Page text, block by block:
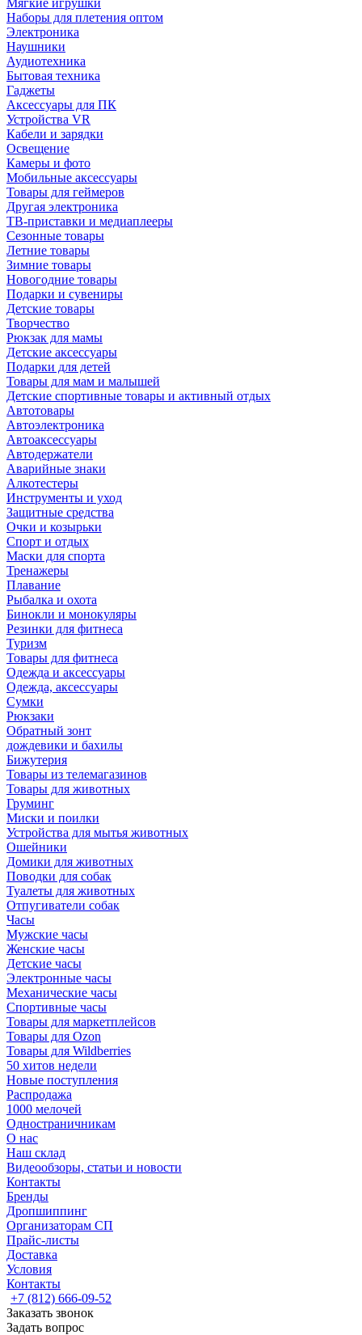
Мягкие игрушки
Наборы для плетения оптом
Электроника
Наушники
Аудиотехника
Бытовая техника
Гаджеты
Аксессуары для ПК
Устройства VR
Кабели и зарядки
Освещение
Камеры и фото
Мобильные аксессуары
Товары для геймеров
Другая электроника
ТВ-приставки и медиаплееры
Сезонные товары
Летние товары
Зимние товары
Новогодние товары
Подарки и сувениры
Детские товары
Творчество
Рюкзак для мамы
Детские аксессуары
Подарки для детей
Товары для мам и малышей
Детские спортивные товары и активный отдых
Автотовары
Автоэлектроника
Автоаксессуары
Автодержатели
Аварийные знаки
Алкотестеры
Инструменты и уход
Защитные средства
Очки и козырьки
Спорт и отдых
Маски для спорта
Тренажеры
Плавание
Рыбалка и охота
Бинокли и монокуляры
Резинки для фитнеса
Туризм
Товары для фитнеса
Одежда и аксессуары
Одежда, аксессуары
Сумки
Рюкзаки
Обратный зонт
дождевики и бахилы
Бижутерия
Товары из телемагазинов
Товары для животных
Груминг
Миски и поилки
Устройства для мытья животных
Ошейники
Домики для животных
Поводки для собак
Туалеты для животных
Отпугиватели собак
Часы
Мужские часы
Женские часы
Детские часы
Электронные часы
Механические часы
Спортивные часы
Товары для маркетплейсов
Товары для Ozon
Товары для Wildberries
50 хитов недели
Новые поступления
Распродажа
1000 мелочей
Одностраничникам
О нас
Наш склад
Видеообзоры, статьи и новости
Контакты
Бренды
Дропшиппинг
Организаторам СП
Прайс-листы
Доставка
Условия
Контакты
+7 (812) 666-09-52
Заказать звонок
Задать вопрос